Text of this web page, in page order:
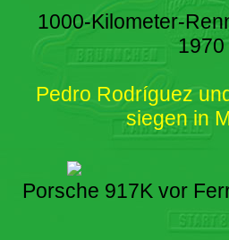
1000-Kilometer-
1970
Pedro Rodríguez
siegen in
Porsche 917K vor